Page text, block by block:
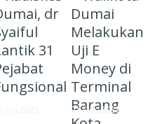
21 Des 2021